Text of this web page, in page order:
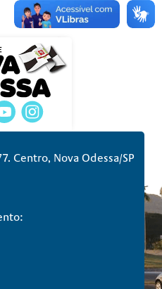
Centro, Nova Odessa/SP